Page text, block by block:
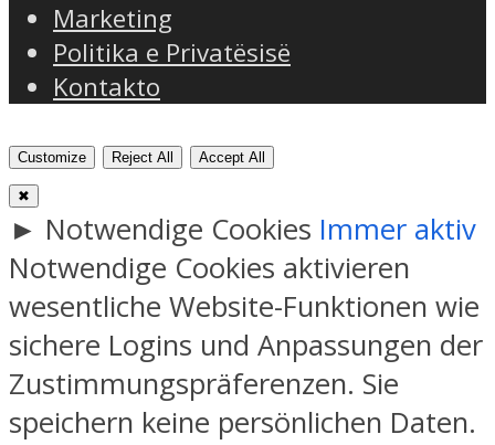
Marketing
Politika e Privatësisë
Kontakto
Customize Reject All Accept All
✖
► Notwendige Cookies Immer aktiv
Notwendige Cookies aktivieren
wesentliche Website-Funktionen wie
sichere Logins und Anpassungen der
Zustimmungspräferenzen. Sie
speichern keine persönlichen Daten.